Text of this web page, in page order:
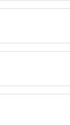
się
w siebie i
Woda
w kolekcji
(Blue 1), CI